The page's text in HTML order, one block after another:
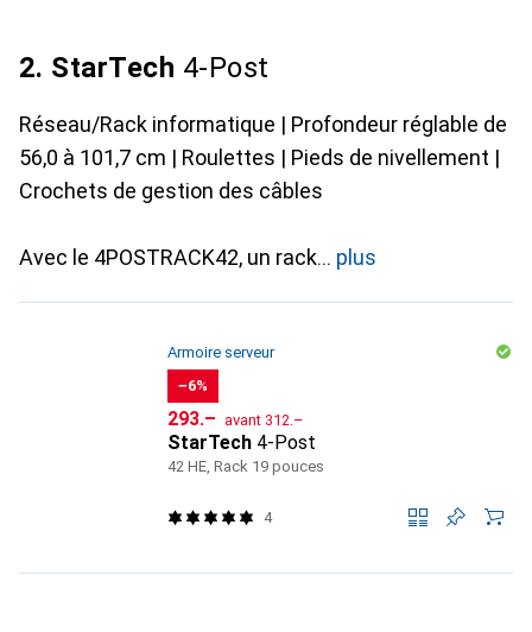
2. StarTech 4-Post
Réseau/Rack informatique | Profondeur réglable de
56,0 à 101,7 cm | Roulettes | Pieds de nivellement |
Crochets de gestion des câbles
Avec le 4POSTRACK42, un rack plus
Armoire serveur
−6%
CHF
293.– avant CHF
312.–
StarTech 4-Post
42 HE, Rack 19 pouces
4